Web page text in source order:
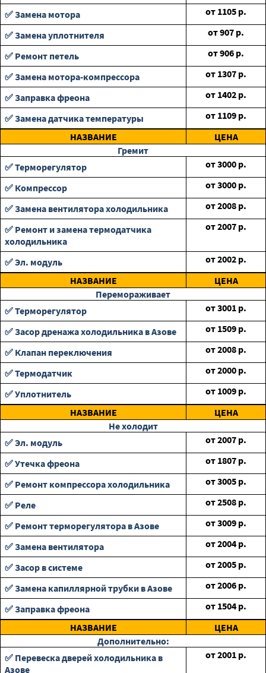
✅ Замена мотора
от 1105 р.
✅ Замена уплотнителя
от907 р.
✅ Ремонт петель
от906 р.
✅ Замена мотора-компрессора
от 1307 р.
✅ Заправка фреона
от 1402 р.
✅ Замена датчика температуры
от 1109 р.
НАЗВАНИЕ
ЦЕНА
Гремит
✅ Терморегулятор
от3000 р.
✅ Компрессор
от3000 р.
✅ Замена вентилятора холодильника
от2008 р.
✅ Ремонт и замена термодатчика
холодильника
от2007 р.
✅ Эл. модуль от2002 р.
НАЗВАНИЕ
ЦЕНА
Перемораживает
✅ Терморегулятор
от3001 р.
✅ Засор дренажа холодильника в Азове
от 1509 р.
✅ Клапан переключения
от2008 р.
✅ Термодатчик
от2000 р.
✅ Уплотнитель
от 1009 р.
НАЗВАНИЕ
ЦЕНА
Не холодит
✅ Эл. модуль
от2007 р.
✅ Утечка фреона
от 1807 р.
✅ Ремонт компрессора холодильника
от3005 р.
✅ Реле
от2508 р.
✅ Ремонт терморегулятора в Азове
от3009 р.
✅ Замена вентилятора
от2004 р.
✅ Засор в системе
от2005 р.
✅ Замена капиллярной трубки в Азове
от2006 р.
✅ Заправка фреона
от 1504 р.
НАЗВАНИЕ
ЦЕНА
Дополнительно:
✅ Перевеска дверей холодильника в
Азове
от2001 р.